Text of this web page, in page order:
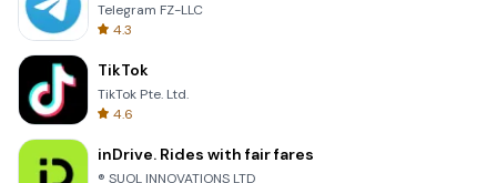
Telegram FZ-LLC
4.3
TikTok
TikTok Pte. Ltd.
4.6
inDrive. Rides with fair fares
® SUOL INNOVATIONS LTD